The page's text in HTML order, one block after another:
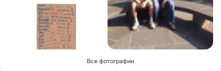
Все фотографии